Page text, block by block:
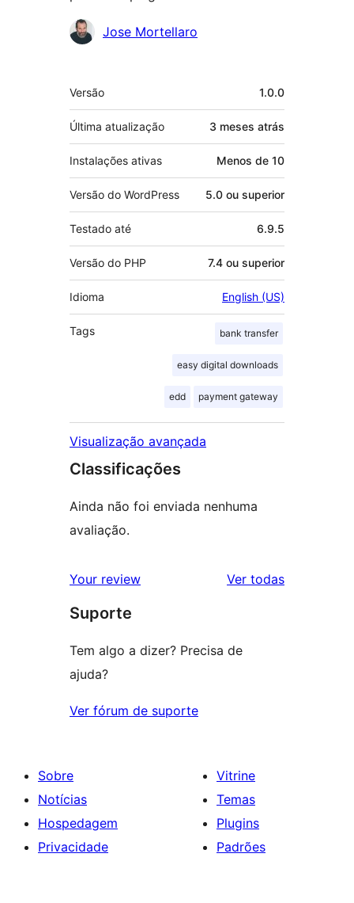
Colaboradores
Jose Mortellaro
Meta
Versão 1.0.0
Última atualização 3 meses atrás
Instalações ativas Menos de 10
Versão do WordPress 5.0 ou superior
Testado até 6.9.5
Versão do PHP 7.4 ou superior
Idioma English (US)
Tags bank transfer
easy digital downloads
edd payment gateway
Visualização avançada
Classificações
Ainda não foi enviada nenhuma
avaliação.
Your review Ver todasavaliações
Suporte
Tem algo a dizer? Precisa de
ajuda?
Ver fórum de suporte
Sobre
Notícias
Hospedagem
Privacidade
Vitrine
Temas
Plugins
Padrões